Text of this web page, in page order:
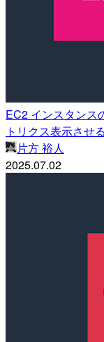
EC2 インスタンス
トリクス表示させ
片方 裕人
2025.07.02